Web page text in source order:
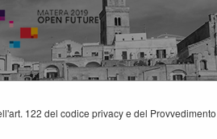
122 del codice privacy e del Provvedimento